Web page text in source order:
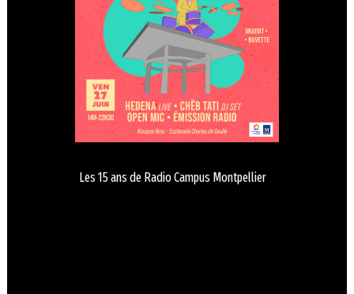
Les 15 ans de Radio Campus Montpellier